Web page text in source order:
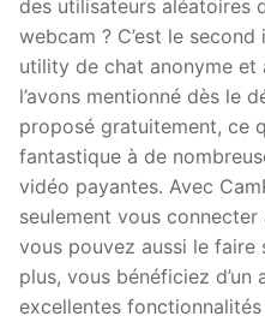
des utilisateurs aléatoires
webcam ? C’est le
utility de chat anonyme et
l’avons mentionné dès le
proposé gratuitement, ce
fantastique à de
vidéo payantes. Avec
seulement vous
vous pouvez aussi le faire
plus, vous bénéficiez
excellentes